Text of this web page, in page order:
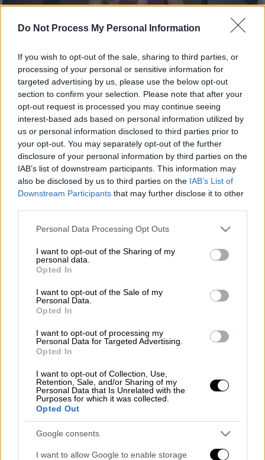
Do Not Process My Personal Information
If you wish to opt-out of the sale, sharing to third parties, or
processing of your personal or sensitive information for
targeted advertising by us, please use the below opt-out
section to confirm your selection. Please note that after your
opt-out request is processed you may continue seeing
interest-based ads based on personal information utilized by
us or personal information disclosed to third parties prior to
your opt-out. You may separately opt-out of the further
disclosure of your personal information by third parties on the
IAB’s list of downstream participants. This information may
also be disclosed by us to third parties on the IAB’s List of
Downstream Participants that may further disclose it to other
Please note that this website/app uses one or more Google
not limited to your visit or usage behaviour. You may click to
grant or deny consent to Google and its third-party tags to
use your data for below specified purposes in below Google
consent section.
Personal Data Processing Opt Outs
I want to opt-out of the Sharing of my
personal data.
Opted In
I want to opt-out of the Sale of my
Personal Data.
Opted In
I want to opt-out of processing my
Personal Data for Targeted Advertising.
Opted In
I want to opt-out of Collection, Use,
Retention, Sale, and/or Sharing of my
Personal Data that Is Unrelated with the
Purposes for which it was collected.
Opted Out
Google consents
I want to allow Google to enable storage
Σόφη Ζαννίνου (Copyright: NDP)
Προσθέστε το ΕΘΝΟΣ στη Google
Ηηθοποιός και τραγουδίστριαΣόφη
Ζαννίνουέπεσεθύμαδιάρρηξης. Το σπίτι
που έχει στην Κηφισιά έγινε στόχος
διαρρηκτών, την ώρα που η 73χρονη
απουσίαζε. Οιδράστεςπαραβίασαν το χώρο,
αφαιρώντας κοσμήματα μεγάλης αξίας,
χρήματα, προσωπικά έγγραφα και άλλα
σημαντικά αντικείμενα
Σύμφωνα με πληροφορίες που παρουσίασε η
εκπομπή «Πρωινό», η Σόφη Ζαννίνου
ανέφερε στην κατάθεσή της ότι οι
διαρρήκτες εστίασαν στο υπνοδωμάτιό της.
περίπου στις 200.000 ευρώ,
περιλαμβάνοντας οικογενειακά κειμήλια με
ανεκτίμητη συναισθηματική σημασία.